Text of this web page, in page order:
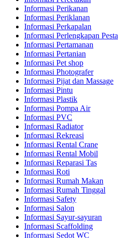
Informasi Perikanan
Informasi Periklanan
Informasi Perkapalan
Informasi Perlengkapan Pesta
Informasi Pertamanan
Informasi Pertanian
Informasi Pet shop
Informasi Photografer
Informasi Pijat dan Massage
Informasi Pintu
Informasi Plastik
Informasi Pompa Air
Informasi PVC
Informasi Radiator
Informasi Rekreasi
Informasi Rental Crane
Informasi Rental Mobil
Informasi Reparasi Tas
Informasi Roti
Informasi Rumah Makan
Informasi Rumah Tinggal
Informasi Safety
Informasi Salon
Informasi Sayur-sayuran
Informasi Scaffolding
Informasi Sedot WC